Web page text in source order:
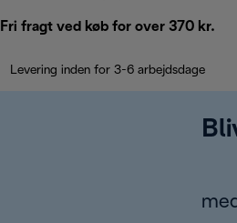
Fri fragt ved køb for over 370 kr.
Levering inden for 3-6 arbejdsdage